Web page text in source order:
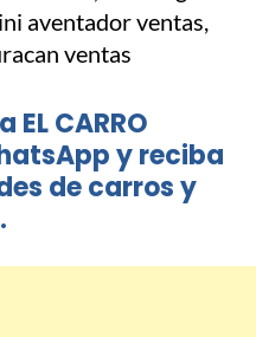
EL CARRO
y reciba
de carros y